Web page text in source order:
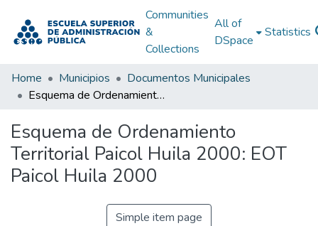
Communities
&
Collections
All of
DSpace
Statistics
Home Municipios
Documentos Municipales
Esquema de Ordenamiento Territorial Paicol Huila 2000: EOT Paicol Huila 2000
Esquema de Ordenamiento
Territorial Paicol Huila 2000: EOT
Paicol Huila 2000
Simple item page